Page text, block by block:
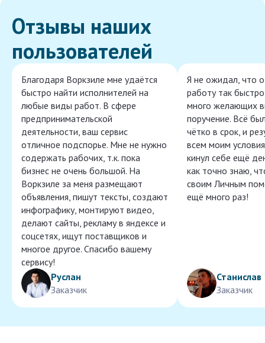
Отзывы наших
пользователей
Благодаря Воркзиле мне удаётся
быстро найти исполнителей на
любые виды работ. В сфере
предпринимательской
деятельности, ваш сервис
отличное подспорье. Мне не нужно
содержать рабочих, т.к. пока
бизнес не очень большой. На
Воркзиле за меня размещают
объявления, пишут тексты, создают
инфографику, монтируют видео,
делают сайты, рекламу в яндексе и
соцсетях, ищут поставщиков и
многое другое. Спасибо вашему
сервису!
Руслан
Заказчик
Я не ожидал, что
работу так
много желающих
поручение. Всё
чётко в срок, и
всем моим
кинул себе ещё
как точно знаю,
своим Личным
ещё много раз!
Станислав
Заказчик